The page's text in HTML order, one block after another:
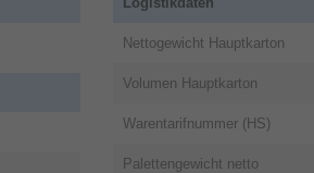
Nettogewicht Hauptkarton
Volumen Hauptkarton
Warentarifnummer (HS)
Palettengewicht netto